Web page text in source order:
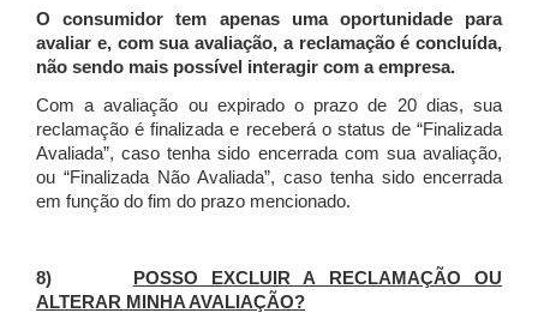
O consumidor tem apenas uma oportunidade para
avaliar e, com sua avaliação, a reclamação é concluída,
não sendo mais possível interagir com a empresa.
Com a avaliação ou expirado o prazo de 20 dias, sua
reclamação é finalizada e receberá o status de “Finalizada
Avaliada”, caso tenha sido encerrada com sua avaliação,
ou “Finalizada Não Avaliada”, caso tenha sido encerrada
em função do fim do prazo mencionado.
8)
POSSO EXCLUIR A RECLAMAÇÃO OU
ALTERAR MINHA AVALIAÇÃO?